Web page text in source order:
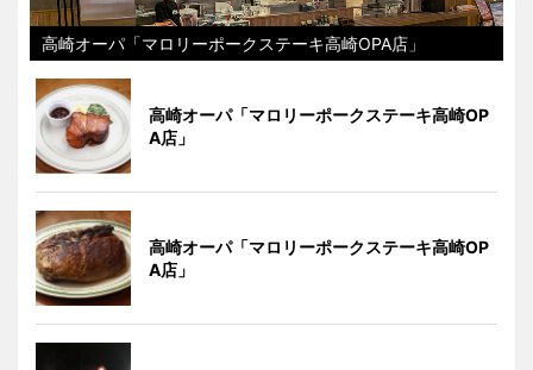
高崎オーパ「マロリーポークステーキ高崎OPA店」
高崎オーパ「マロリーポークステーキ高崎OP
A店」
高崎オーパ「マロリーポークステーキ高崎OP
A店」